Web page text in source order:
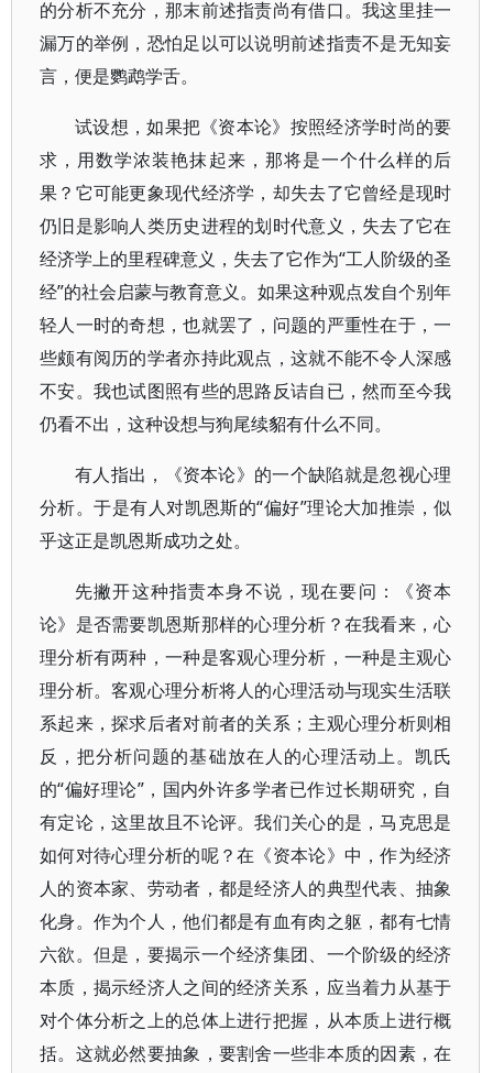
的分析不充分，那末前述指责尚有借口。我这里挂一
漏万的举例，恐怕足以可以说明前述指责不是无知妄
言，便是鹦鹉学舌。
试设想，如果把《资本论》按照经济学时尚的要
求，用数学浓装艳抹起来，那将是一个什么样的后
果？它可能更象现代经济学，却失去了它曾经是现时
仍旧是影响人类历史进程的划时代意义，失去了它在
经济学上的里程碑意义，失去了它作为“工人阶级的圣
经”的社会启蒙与教育意义。如果这种观点发自个别年
轻人一时的奇想，也就罢了，问题的严重性在于，一
些颇有阅历的学者亦持此观点，这就不能不令人深感
不安。我也试图照有些的思路反诘自已，然而至今我
仍看不出，这种设想与狗尾续貂有什么不同。
有人指出，《资本论》的一个缺陷就是忽视心理
分析。于是有人对凯恩斯的“偏好”理论大加推崇，似
乎这正是凯恩斯成功之处。
先撇开这种指责本身不说，现在要问：《资本
论》是否需要凯恩斯那样的心理分析？在我看来，心
理分析有两种，一种是客观心理分析，一种是主观心
理分析。客观心理分析将人的心理活动与现实生活联
系起来，探求后者对前者的关系；主观心理分析则相
反，把分析问题的基础放在人的心理活动上。凯氏
的“偏好理论”，国内外许多学者已作过长期研究，自
有定论，这里故且不论评。我们关心的是，马克思是
如何对待心理分析的呢？在《资本论》中，作为经济
人的资本家、劳动者，都是经济人的典型代表、抽象
化身。作为个人，他们都是有血有肉之躯，都有七情
六欲。但是，要揭示一个经济集团、一个阶级的经济
本质，揭示经济人之间的经济关系，应当着力从基于
对个体分析之上的总体上进行把握，从本质上进行概
括。这就必然要抽象，要割舍一些非本质的因素，在